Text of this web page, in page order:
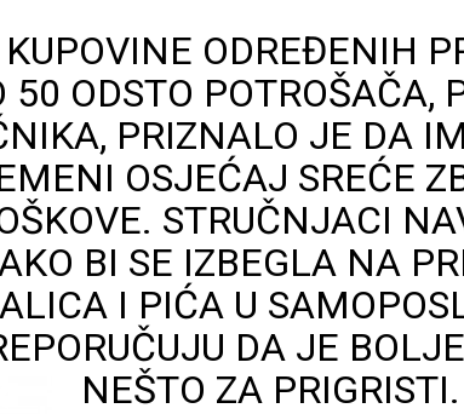
ODREĐENIH
50 ODSTO POTROŠAČA,
PRIZNALO JE DA
OSJEĆAJ SREĆE
STRUČNJACI
BI SE IZBEGLA NA
I PIĆA U
DA JE
NEŠTO ZA PRIGRISTI.